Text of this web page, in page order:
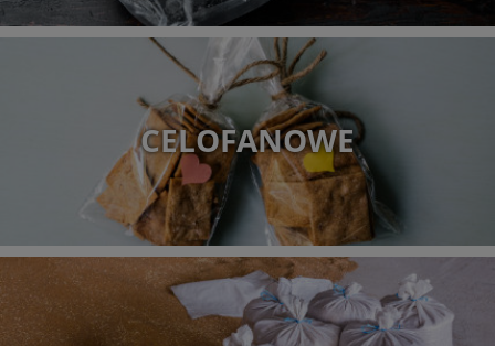
CELOFANOWE